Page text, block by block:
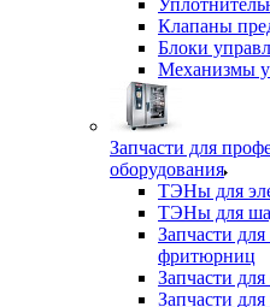
Клапаны
Блоки
Механизмы
Запчасти для
оборудования
ТЭНы для
ТЭНы для
Запчасти
фритюрниц
Запчасти
Запчасти